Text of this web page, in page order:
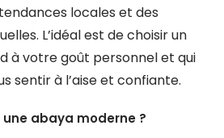
locales et des
L’idéal est de choisir un
à votre goût personnel et qui
sentir à l’aise et confiante.
abaya moderne ?